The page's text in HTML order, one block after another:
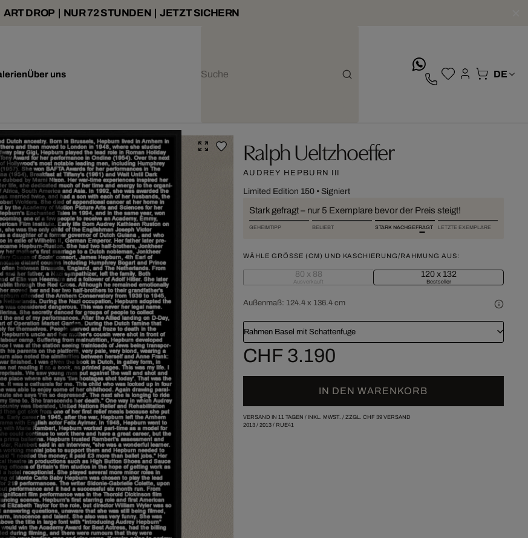
ART DROP | NUR 72 STUNDEN | JETZT SICHERN
Über uns
Ralph Ueltzhoeffer
AUDREY HEPBURN III
Limited Edition 150• Signiert
Stark gefragt – nur 5 Exemplare bevor der Preis steigt!
GEHEIMTIPP BELIEBT STARK NACHGEFRAGT LETZTE EXEMPLARE
WÄHLE GRÖSSE (CM) UND KASCHIERUNG/RAHMUNG AUS:
80 x 88
Ausverkauft
120 x 132
Bestseller
Außenmaß: 124.4 x 136.4 cm
Rahmen Basel mit Schattenfuge
CHF 3.190
IN DEN WARENKORB
VERSAND IN 11 TAGEN / INKL. MWST. / ZZGL. CHF 39VERSAND
2013/ 2013/ RUE41